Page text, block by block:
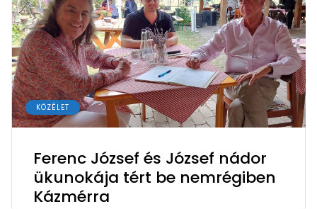
KÖZÉLET
Ferenc József és József nádor
ükunokája tért be nemrégiben
Kázmérra